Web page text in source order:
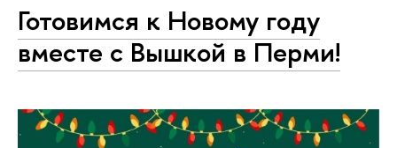
Готовимся к Новому году
вместе с Вышкой в Перми!